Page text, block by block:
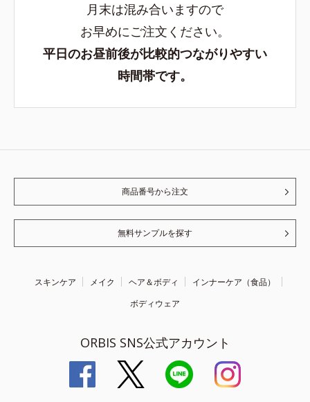
月末は混み合いますので
お早めにご注文ください。
平日のお昼前後が比較的つながりやすい
時間帯です。
商品番号から注文
無料サンプルを探す
スキンケア メイク ヘア＆ボディ
インナーケア（食品）
ボディウェア
ORBIS SNS公式アカウント